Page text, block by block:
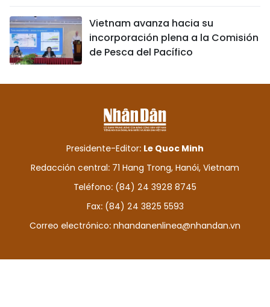
Vietnam avanza hacia su
incorporación plena a la Comisión
de Pesca del Pacífico
Presidente-Editor: Le Quoc Minh
Redacción central: 71 Hang Trong, Hanói, Vietnam
Teléfono: (84) 24 3928 8745
Fax: (84) 24 3825 5593
Correo electrónico: nhandanenlinea@nhandan.vn